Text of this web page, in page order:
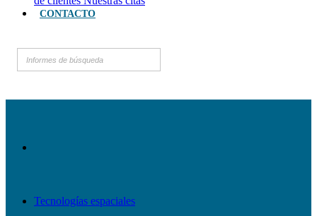
CONTACTO
Tecnologías espaciales